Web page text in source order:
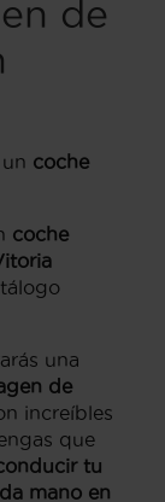
de
coche
coche
una
de
increíbles
que
tu
mano en